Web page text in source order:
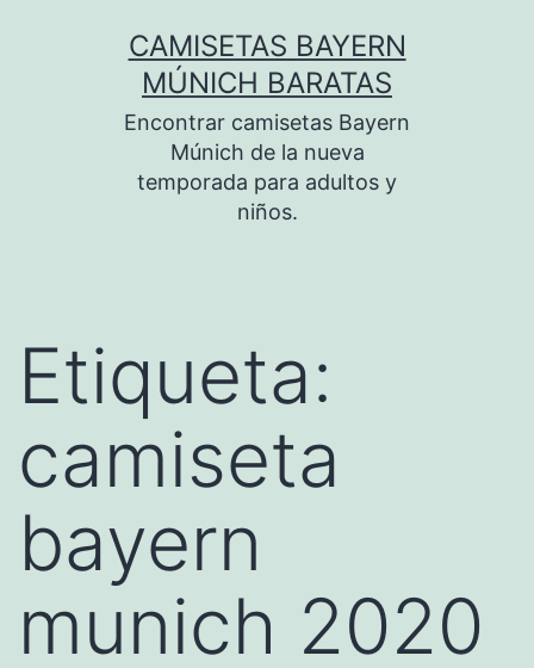
CAMISETAS BAYERN
MÚNICH BARATAS
Encontrar camisetas Bayern
Múnich de la nueva
temporada para adultos y
niños.
Etiqueta:
camiseta
bayern
munich 2020